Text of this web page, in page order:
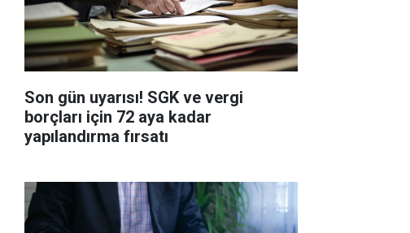
Son gün uyarısı! SGK ve vergi
borçları için 72 aya kadar
yapılandırma fırsatı